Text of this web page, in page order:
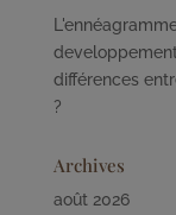
différences
?
Archives
août 2026